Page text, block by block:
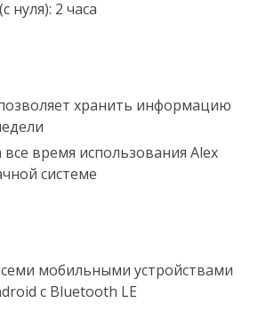
нуля): 2 часа
хранить информацию
время использования Alex
системе
мобильными устройствами
с Bluetooth LE